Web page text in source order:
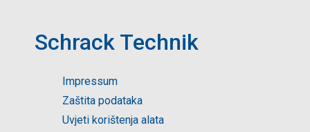
Schrack Technik
Impressum
Zaštita podataka
Uvjeti korištenja alata